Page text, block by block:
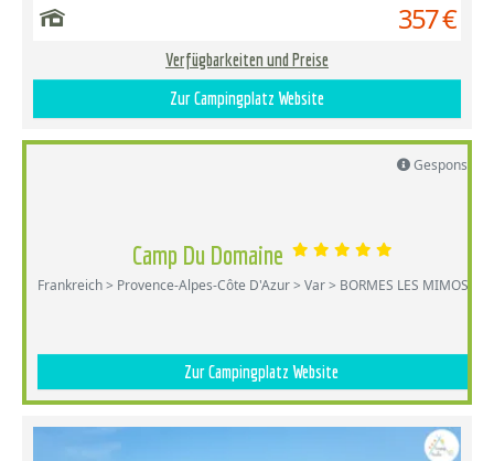
357 €
Verfügbarkeiten und Preise
Zur Campingplatz Website
Gesponsert
Camp Du Domaine
Frankreich > Provence-Alpes-Côte D'Azur > Var > BORMES LES MIMOSAS
Zur Campingplatz Website